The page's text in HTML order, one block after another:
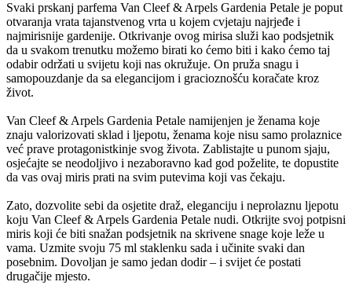
Svaki prskanj parfema Van Cleef & Arpels Gardenia Petale je poput
otvaranja vrata tajanstvenog vrta u kojem cvjetaju najrjeđe i
najmirisnije gardenije. Otkrivanje ovog mirisa služi kao podsjetnik
da u svakom trenutku možemo birati ko ćemo biti i kako ćemo taj
odabir održati u svijetu koji nas okružuje. On pruža snagu i
samopouzdanje da sa elegancijom i gracioznošću koračate kroz
život.
Van Cleef & Arpels Gardenia Petale namijenjen je ženama koje
znaju valorizovati sklad i ljepotu, ženama koje nisu samo prolaznice
već prave protagonistkinje svog života. Zablistajte u punom sjaju,
osjećajte se neodoljivo i nezaboravno kad god poželite, te dopustite
da vas ovaj miris prati na svim putevima koji vas čekaju.
Zato, dozvolite sebi da osjetite draž, eleganciju i neprolaznu ljepotu
koju Van Cleef & Arpels Gardenia Petale nudi. Otkrijte svoj potpisni
miris koji će biti snažan podsjetnik na skrivene snage koje leže u
vama. Uzmite svoju 75 ml staklenku sada i učinite svaki dan
posebnim. Dovoljan je samo jedan dodir – i svijet će postati
drugačije mjesto.